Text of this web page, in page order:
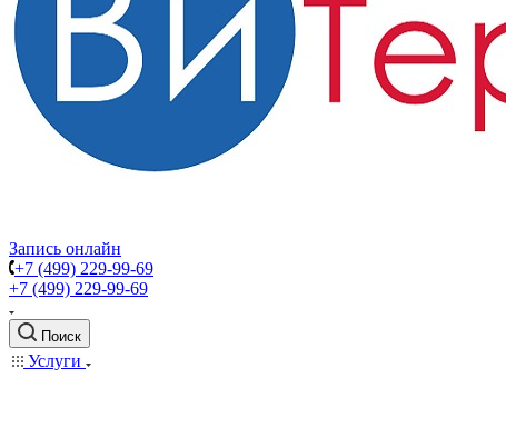
Запись онлайн
+7 (499) 229-99-69
+7 (499) 229-99-69
Поиск
Услуги